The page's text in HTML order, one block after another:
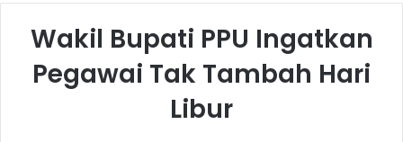
Wakil Bupati PPU Ingatkan
Pegawai Tak Tambah Hari
Libur